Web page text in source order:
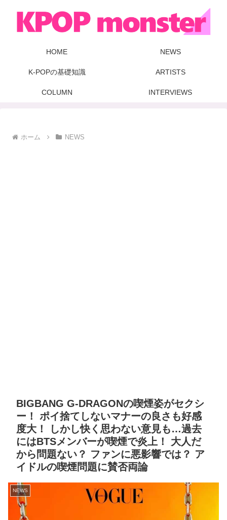
HOME NEWS
K-POPの基礎知識 ARTISTS
COLUMN INTERVIEWS
ホーム NEWS
BIGBANG G-DRAGONの喫煙姿がセクシ
ー！ ポイ捨てしないマナーの良さも好感
度大！ しかし快く思わない意見も…過去
にはBTSメンバーが喫煙で炎上！ 大人だ
から問題ない？ ファンに悪影響では？ ア
イドルの喫煙問題に賛否両論
NEWS